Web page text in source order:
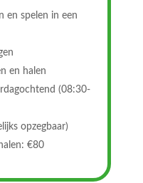
en spelen in een
en halen
(08:30-
opzegbaar)
€80